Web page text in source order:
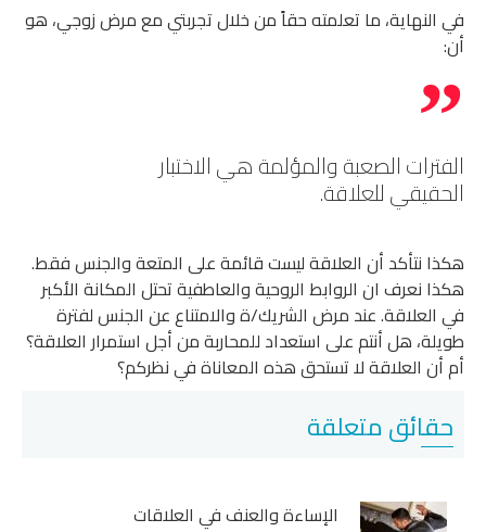
في النهاية، ما تعلمته حقاً من خلال تجربتي مع مرض زوجي، هو
أن:
الفترات الصعبة والمؤلمة هي الاختبار
الحقيقي للعلاقة.
هكذا نتأكد أن العلاقة ليست قائمة على المتعة والجنس فقط.
هكذا نعرف ان الروابط الروحية والعاطفية تحتل المكانة الأكبر
في العلاقة. عند مرض الشريك/ة والامتناع عن الجنس لفترة
طويلة، هل أنتم على استعداد للمحاربة من أجل استمرار العلاقة؟
أم أن العلاقة لا تستحق هذه المعاناة في نظركم؟
حقائق متعلقة
الإساءة والعنف في العلاقات